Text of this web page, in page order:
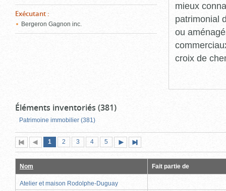
Exécutant :
Bergeron Gagnon inc.
mieux
patrimonial
ou
croix de
Éléments inventoriés (381)
Patrimoine immobilier (381)
Première
page
Page
précédente
Page
1 (page
actuelle)
Page
2 Page
3 Page
4 Page
5
suivante
page
Nom Fait partie de
Atelier et maison Rodolphe-Duguay